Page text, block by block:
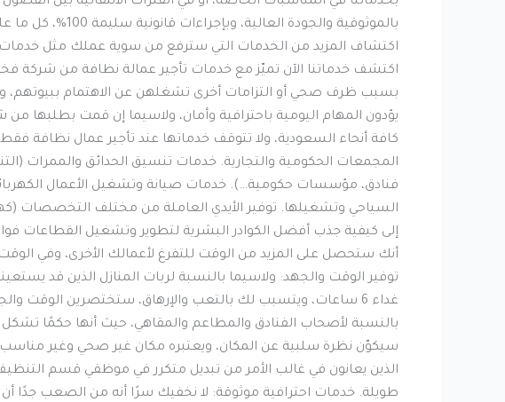
اكتشاف المزيد من الخدمات التي سترفع من سوية عملك مثل خدمات
اكتشف خدماتنا الآن تميّز مع خدمات تأجير عمالة نظافة من شركة
بسبب ظرف صحي أو التزامات أخرى تشغلهن عن الاهتمام ببيوتهم،
يؤدون المهام اليومية باحترافية وأمان، ولاسيما إن قمت بطلبها
كافة أنحاء السعودية، ولا تتوقف خدماتها عند تأجير عمال نظافة
المجمعات الحكومية والتجارية. خدمات تنسيق الحدائق والممرات
فنادق، مؤسسات حكومية…). خدمات صيانة وتشغيل الأعمال الكهربائية
السياحي وتشغيلها. توفير الأيدي العاملة من مختلف التخصصات
إلى كيفية جذب أفضل الكوادر البشرية لتطوير وتشغيل
أنك ستحصل على المزيد من الوقت للتفرغ لأعمالك الأخرى، وفي
توفير الوقت والجهد: ولاسيما بالنسبة لربات المنازل الذين قد
بالنسبة لأصحاب الفنادق والمطاعم والمقاهي، حيث أنها حكمًا
سيكوّن نظرة سلبية عن المكان، ويعتبره مكان غير صحي وغير مناسب
الذين يعانون في غالب الأمر من تبديل متكرر في موظفي قسم
طويلة. خدمات احترافية موثوقة: لا نخفيك سرًا أنه من الصعب جدًا